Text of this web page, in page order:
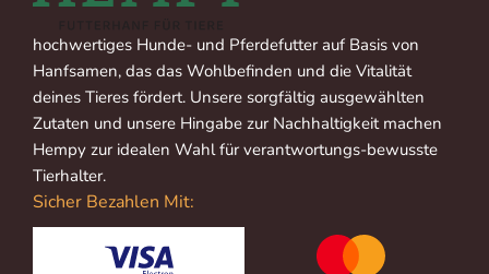
hochwertiges Hunde- und Pferdefutter auf Basis von
Hanfsamen, das das Wohlbefinden und die Vitalität
deines Tieres fördert. Unsere sorgfältig ausgewählten
Zutaten und unsere Hingabe zur Nachhaltigkeit machen
Hempy zur idealen Wahl für verantwortungs-bewusste
Tierhalter.
Sicher Bezahlen Mit: